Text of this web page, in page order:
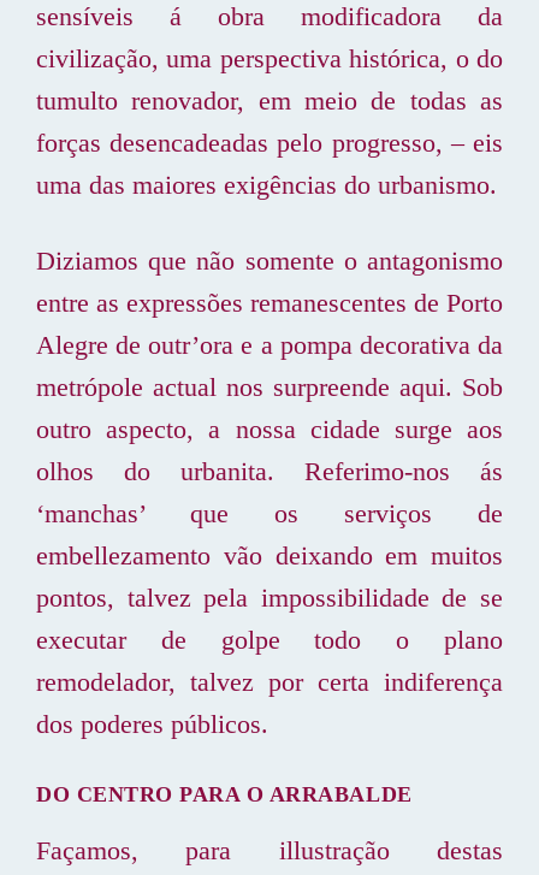
sensíveis á obra modificadora da
civilização, uma perspectiva histórica, o do
tumulto renovador, em meio de todas as
forças desencadeadas pelo progresso, – eis
uma das maiores exigências do urbanismo.
Diziamos que não somente o antagonismo
entre as expressões remanescentes de Porto
Alegre de outr’ora e a pompa decorativa da
metrópole actual nos surpreende aqui. Sob
outro aspecto, a nossa cidade surge aos
olhos do urbanita. Referimo-nos ás
‘manchas’ que os serviços de
embellezamento vão deixando em muitos
pontos, talvez pela impossibilidade de se
executar de golpe todo o plano
remodelador, talvez por certa indiferença
dos poderes públicos.
DO CENTRO PARA O ARRABALDE
Façamos, para illustração destas